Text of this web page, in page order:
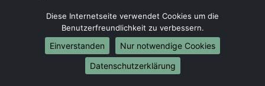
Umzug von Herne nach Bremen
Umzug von Herne nach Dresden
Umzug von Herne nach Hannover
Umzug von Herne nach Nürnberg
Umzug von Herne nach Duisburg
Diese Internetseite verwendet Cookies um die
Benutzerfreundlichkeit zu verbessern.
Einverstanden
Nur notwendige Cookies
Datenschutzerklärung